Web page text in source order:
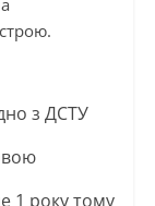
з ДСТУ
1 року тому